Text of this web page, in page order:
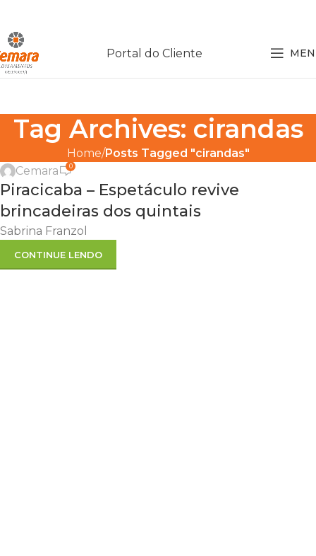
Portal do Cliente
Tag Archives: cirandas
Home Posts Tagged "cirandas"
28
MAIO
CULTURA,LOTEAMENTO EM PIRACICABA
Cemara 0
Piracicaba – Espetáculo revive
brincadeiras dos quintais
Sabrina Franzol
CONTINUE LENDO